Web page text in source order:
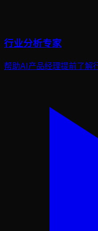
行业分析专家
帮助AI产品经理提前了解